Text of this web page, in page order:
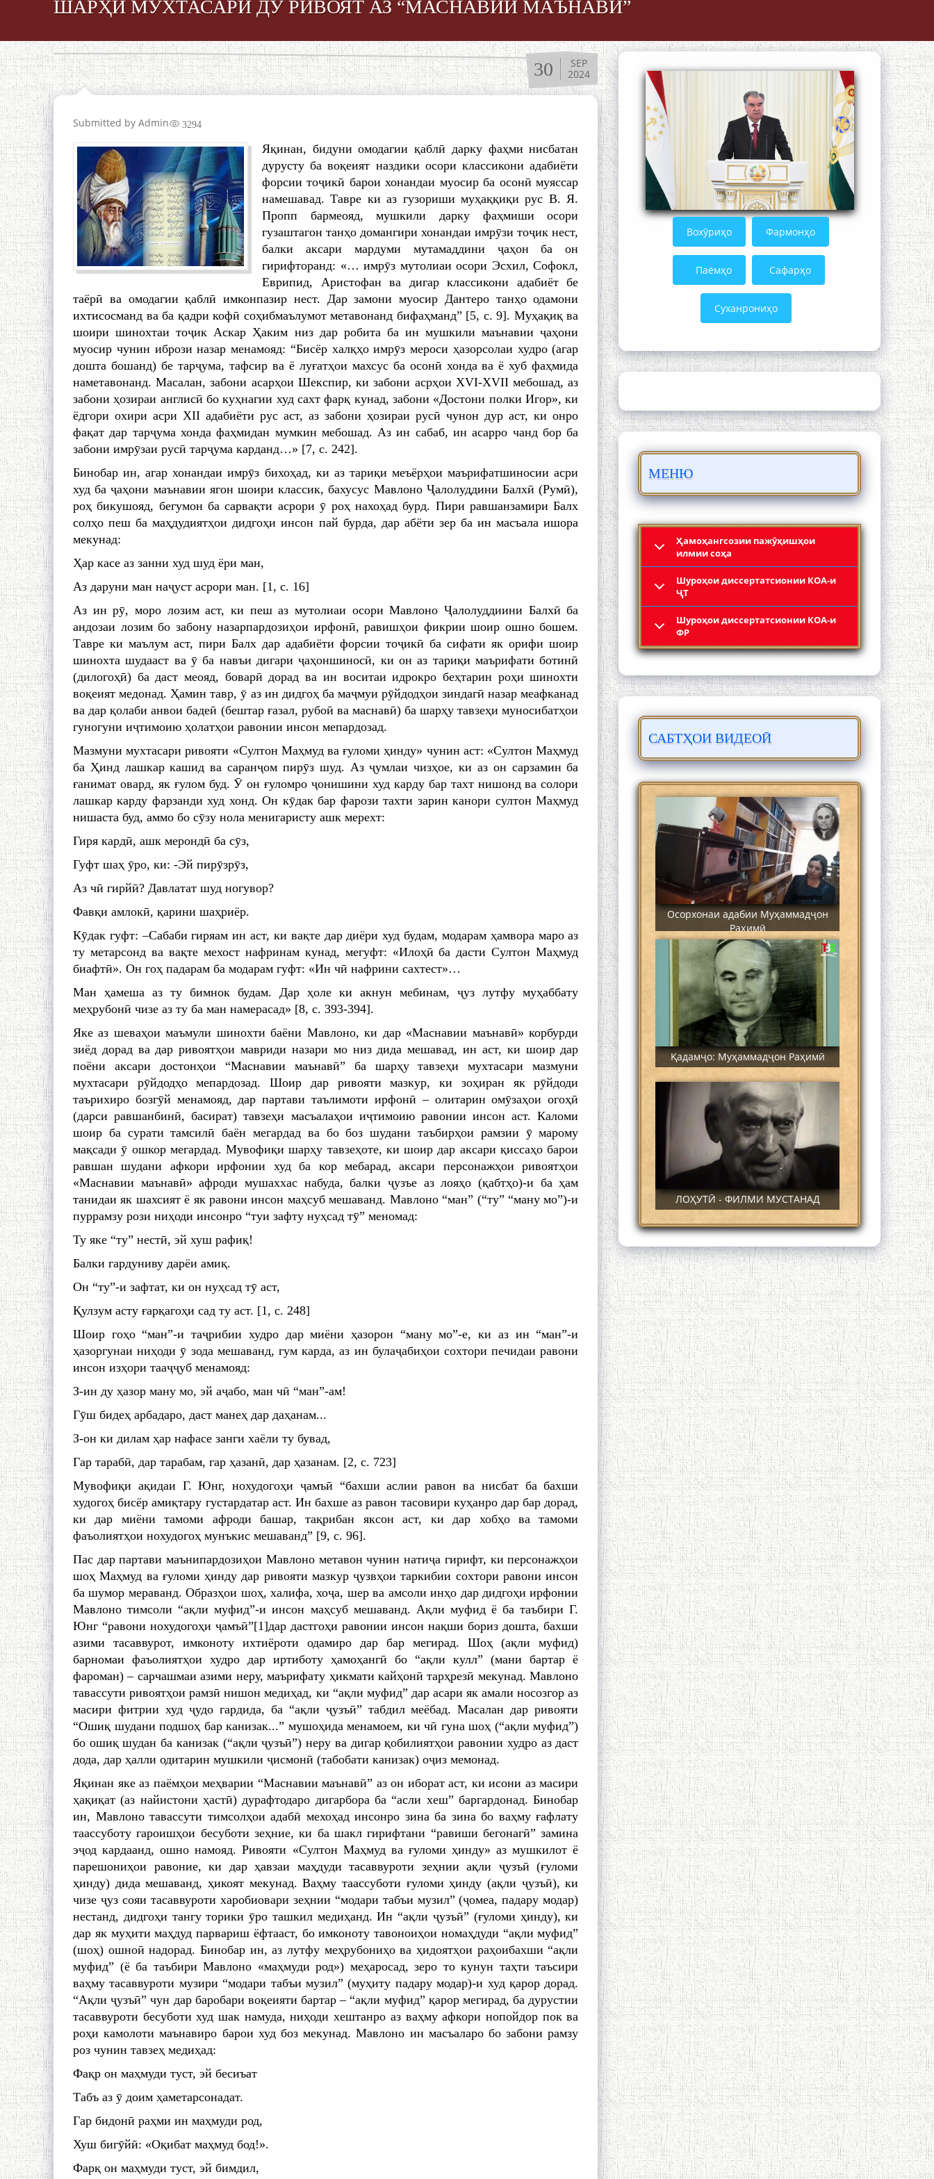
ШАРҲИ МУХТАСАРИ ДУ РИВОЯТ АЗ “МАСНАВИИ МАЪНАВӢ”
30
SEP
2024
Submitted by Admin 3294
Яқинан, бидуни омодагии қаблӣ дарку фаҳми нисбатан
дурусту ба воқеият наздики осори классикони адабиёти
форсии тоҷикӣ барои хонандаи муосир ба осонӣ муяссар
намешавад. Тавре ки аз гузориши муҳаққиқи рус В. Я.
Пропп бармеояд, мушкили дарку фаҳмиши осори
гузаштагон танҳо домангири хонандаи имрӯзи тоҷик нест,
балки аксари мардуми мутамаддини ҷаҳон ба он
гирифторанд: «… имрӯз мутолиаи осори Эсхил, Софокл,
Еврипид, Аристофан ва дигар классикони адабиёт бе
таёрӣ ва омодагии қаблӣ имконпазир нест. Дар замони муосир Дантеро танҳо одамони
ихтисосманд ва ба қадри кофӣ соҳибмаълумот метавонанд бифаҳманд” [5, с. 9]. Муҳақиқ ва
шоири шинохтаи тоҷик Аскар Ҳаким низ дар робита ба ин мушкили маънавии ҷаҳони
муосир чунин ибрози назар менамояд: “Бисёр халқҳо имрӯз мероси ҳазорсолаи худро (агар
дошта бошанд) бе тарҷума, тафсир ва ё луғатҳои махсус ба осонӣ хонда ва ё хуб фаҳмида
наметавонанд. Масалан, забони асарҳои Шекспир, ки забони асрҳои XVI-XVII мебошад, аз
забони ҳозираи англисӣ бо куҳнагии худ сахт фарқ кунад, забони «Достони полки Игор», ки
ёдгори охири асри XII адабиёти рус аст, аз забони ҳозираи русӣ чунон дур аст, ки онро
фақат дар тарҷума хонда фаҳмидан мумкин мебошад. Аз ин сабаб, ин асарро чанд бор ба
забони имрӯзаи русӣ тарҷума карданд…» [7, с. 242].
Бинобар ин, агар хонандаи имрӯз бихоҳад, ки аз тариқи меъёрҳои маърифатшиносии асри
худ ба ҷаҳони маънавии ягон шоири классик, бахусус Мавлоно Ҷалолуддини Балхӣ (Румӣ),
роҳ бикушояд, бегумон ба сарвақти асрори ӯ роҳ нахоҳад бурд. Пири равшанзамири Балх
солҳо пеш ба маҳдудиятҳои дидгоҳи инсон пай бурда, дар абёти зер ба ин масъала ишора
мекунад:
Ҳар касе аз занни худ шуд ёри ман,
Аз даруни ман наҷуст асрори ман. [1, с. 16]
Аз ин рӯ, моро лозим аст, ки пеш аз мутолиаи осори Мавлоно Ҷалолуддиини Балхӣ ба
андозаи лозим бо забону назарпардозиҳои ирфонӣ, равишҳои фикрии шоир ошно бошем.
Тавре ки маълум аст, пири Балх дар адабиёти форсии тоҷикӣ ба сифати як орифи шоир
шинохта шудааст ва ӯ ба навъи дигари ҷаҳоншиносӣ, ки он аз тариқи маърифати ботинӣ
(дилогоҳӣ) ба даст меояд, боварӣ дорад ва ин воситаи идрокро беҳтарин роҳи шинохти
воқеият медонад. Ҳамин тавр, ӯ аз ин дидгоҳ ба маҷмуи рӯйдодҳои зиндагӣ назар меафканад
ва дар қолаби анвои бадеӣ (бештар ғазал, рубоӣ ва маснавӣ) ба шарҳу тавзеҳи муносибатҳои
гуногуни иҷтимоию ҳолатҳои равонии инсон мепардозад.
Мазмуни мухтасари ривояти «Султон Маҳмуд ва ғуломи ҳинду» чунин аст: «Султон Маҳмуд
ба Ҳинд лашкар кашид ва саранҷом пирӯз шуд. Аз ҷумлаи чизҳое, ки аз он сарзамин ба
ғанимат овард, як ғулом буд. Ӯ он ғуломро ҷонишини худ карду бар тахт нишонд ва солори
лашкар карду фарзанди худ хонд. Он кӯдак бар фарози тахти зарин канори султон Маҳмуд
нишаста буд, аммо бо сӯзу нола менигаристу ашк мерехт:
Гиря кардӣ, ашк мерондӣ ба сӯз,
Гуфт шаҳ ӯро, ки: -Эй пирӯзрӯз,
Аз чӣ гирйӣ? Давлатат шуд ногувор?
Фавқи амлокӣ, қарини шаҳриёр.
Кӯдак гуфт: –Сабаби гиряам ин аст, ки вақте дар диёри худ будам, модарам ҳамвора маро аз
ту метарсонд ва вақте мехост нафринам кунад, мегуфт: «Илоҳӣ ба дасти Султон Маҳмуд
биафтӣ». Он гоҳ падарам ба модарам гуфт: «Ин чӣ нафрини сахтест»…
Ман ҳамеша аз ту бимнок будам. Дар ҳоле ки акнун мебинам, ҷуз лутфу муҳаббату
меҳрубонӣ чизе аз ту ба ман намерасад» [8, с. 393-394].
Яке аз шеваҳои маъмули шинохти баёни Мавлоно, ки дар «Маснавии маънавӣ» корбурди
зиёд дорад ва дар ривоятҳои мавриди назари мо низ дида мешавад, ин аст, ки шоир дар
поёни аксари достонҳои “Маснавии маънавӣ” ба шарҳу тавзеҳи мухтасари мазмуни
мухтасари рӯйдодҳо мепардозад. Шоир дар ривояти мазкур, ки зоҳиран як рӯйдоди
таърихиро бозгӯй менамояд, дар партави таълимоти ирфонӣ – олитарин омӯзаҳои огоҳӣ
(дарси равшанбинӣ, басират) тавзеҳи масъалаҳои иҷтимоию равонии инсон аст. Каломи
шоир ба сурати тамсилӣ баён мегардад ва бо боз шудани таъбирҳои рамзии ӯ марому
мақсади ӯ ошкор мегардад. Мувофиқи шарҳу тавзеҳоте, ки шоир дар аксари қиссаҳо барои
равшан шудани афкори ирфонии худ ба кор мебарад, аксари персонажҳои ривоятҳои
«Маснавии маънавӣ» афроди мушаххас набуда, балки ҷузъе аз лояҳо (қабтҳо)-и ба ҳам
танидаи як шахсият ё як равони инсон маҳсуб мешаванд. Мавлоно “ман” (“ту” “ману мо”)-и
пуррамзу рози ниҳоди инсонро “туи зафту нуҳсад тӯ” меномад:
Ту яке “ту” нестӣ, эй хуш рафиқ!
Балки гардуниву дарёи амиқ.
Он “ту”-и зафтат, ки он нуҳсад тӯ аст,
Қулзум асту ғарқагоҳи сад ту аст. [1, с. 248]
Шоир гоҳо “ман”-и таҷрибии худро дар миёни ҳазорон “ману мо”-е, ки аз ин “ман”-и
ҳазоргунаи ниҳоди ӯ зода мешаванд, гум карда, аз ин булаҷабиҳои сохтори печидаи равони
инсон изҳори тааҷҷуб менамояд:
З-ин ду ҳазор ману мо, эй аҷабо, ман чӣ “ман”-ам!
Гӯш бидеҳ арбадаро, даст манеҳ дар даҳанам...
З-он ки дилам ҳар нафасе занги хаёли ту бувад,
Гар тарабӣ, дар тарабам, гар ҳазанӣ, дар ҳазанам. [2, с. 723]
Мувофиқи ақидаи Г. Юнг, нохудогоҳи ҷамъӣ “бахши аслии равон ва нисбат ба бахши
худогоҳ бисёр амиқтару густардатар аст. Ин бахше аз равон тасовири куҳанро дар бар дорад,
ки дар миёни тамоми афроди башар, тақрибан яксон аст, ки дар хобҳо ва тамоми
фаъолиятҳои нохудогоҳ мунъкис мешаванд” [9, с. 96].
Пас дар партави маънипардозиҳои Мавлоно метавон чунин натиҷа гирифт, ки персонажҳои
шоҳ Маҳмуд ва ғуломи ҳинду дар ривояти мазкур ҷузвҳои таркибии сохтори равони инсон
ба шумор мераванд. Образҳои шоҳ, халифа, хоҷа, шер ва амсоли инҳо дар дидгоҳи ирфонии
Мавлоно тимсоли “ақли муфид”-и инсон маҳсуб мешаванд. Ақли муфид ё ба таъбири Г.
Юнг “равони нохудогоҳи ҷамъӣ”[1]дар дастгоҳи равонии инсон нақши бориз дошта, бахши
азими тасаввурот, имконоту ихтиёроти одамиро дар бар мегирад. Шоҳ (ақли муфид)
барномаи фаъолиятҳои худро дар иртиботу ҳамоҳангӣ бо “ақли кулл” (мани бартар ё
фароман) – сарчашмаи азими неру, маърифату ҳикмати кайҳонӣ тарҳрезӣ мекунад. Мавлоно
тавассути ривоятҳои рамзӣ нишон медиҳад, ки “ақли муфид” дар асари як амали носозгор аз
масири фитрии худ ҷудо гардида, ба “ақли ҷузъӣ” табдил меёбад. Масалан дар ривояти
“Ошиқ шудани подшоҳ бар канизак...” мушоҳида менамоем, ки чӣ гуна шоҳ (“ақли муфид”)
бо ошиқ шудан ба канизак (“ақли ҷузъӣ”) неру ва дигар қобилиятҳои равонии худро аз даст
дода, дар ҳалли одитарин мушкили ҷисмонӣ (табобати канизак) оҷиз мемонад.
Яқинан яке аз паёмҳои меҳварии “Маснавии маънавӣ” аз он иборат аст, ки исони аз масири
ҳақиқат (аз найистони ҳастӣ) дурафтодаро дигарбора ба “асли хеш” баргардонад. Бинобар
ин, Мавлоно тавассути тимсолҳои адабӣ мехоҳад инсонро зина ба зина бо ваҳму ғафлату
таассуботу гароишҳои бесуботи зеҳние, ки ба шакл гирифтани “равиши бегонагӣ” замина
эҷод кардаанд, ошно намояд. Ривояти «Султон Маҳмуд ва ғуломи ҳинду» аз мушкилот ё
парешониҳои равоние, ки дар ҳавзаи маҳдуди тасаввуроти зеҳнии ақли ҷузъӣ (ғуломи
ҳинду) дида мешаванд, ҳикоят мекунад. Ваҳму таассуботи ғуломи ҳинду (ақли ҷузъӣ), ки
чизе ҷуз сояи тасаввуроти харобиовари зеҳнии “модари табъи музил” (ҷомеа, падару модар)
нестанд, дидгоҳи тангу торики ӯро ташкил медиҳанд. Ин “ақли ҷузъӣ” (ғуломи ҳинду), ки
дар як муҳити маҳдуд парвариш ёфтааст, бо имконоту тавоноиҳои номаҳдуди “ақли муфид”
(шоҳ) ошноӣ надорад. Бинобар ин, аз лутфу меҳрубониҳо ва ҳидоятҳои раҳоибахши “ақли
муфид” (ё ба таъбири Мавлоно «маҳмуди род») меҳаросад, зеро то кунун таҳти таъсири
ваҳму тасаввуроти музири “модари табъи музил” (муҳиту падару модар)-и худ қарор дорад.
“Ақли ҷузъӣ” чун дар баробари воқеияти бартар – “ақли муфид” қарор мегирад, ба дурустии
тасаввуроти бесуботи худ шак намуда, ниҳоди хештанро аз ваҳму афкори нопойдор пок ва
роҳи камолоти маънавиро барои худ боз мекунад. Мавлоно ин масъаларо бо забони рамзу
роз чунин тавзеҳ медиҳад:
Фақр он маҳмуди туст, эй бесиъат
Табъ аз ӯ доим ҳаметарсонадат.
Гар бидонӣ раҳми ин маҳмуди род,
Хуш бигӯйӣ: «Оқибат маҳмуд бод!».
Фарқ он маҳмуди туст, эй бимдил,
Вохӯриҳо Фармонҳо
Паёмҳо Сафарҳо
Суханрониҳо
МЕНЮ
Ҳамоҳангсозии пажӯҳишҳои
илмии соҳа
Шyроҳои диссертатсионии КОА-и
ҶТ
Шyроҳои диссертатсионии КОА-и
ФР
САБТҲОИ ВИДЕОӢ
Устод Мумин Қаноат (Ustod Mumin
Qanoat) and Master Mehryar
Mehrafarin about the conflict of the
name of the Persian Gulf
Сайри Дарвоз бо Мӯъмин Қаноат:
Чанор ҳам "гап" мезанад
МАОРИФИ КИШВАР АЗ ҶОНИБИ
ОЛИМОНИ АКАДЕМИЯИ МИЛЛИИ
ОСОРХОНАИ МӮЪМИН ҚАНОАТ
Кадамчо Худои Шарифзода
Сайре дар Осорхона Муҳаммадҷон
Раҳимӣ
Осорхонаи адабии Муҳаммадҷон
Раҳимӣ
Қадамҷо: Муҳаммадҷон Раҳимӣ
ЛОҲУТӢ - ФИЛМИ МУСТАНАД
Қадамҷо - Лоҳутӣ
4-уми декабр- зодрӯзи шоири
абадзинда Абулқосим Лоҳутӣ
АБУЛҚОСИМ ЛОҲУТӢ / ABULQOSIM
LOHUTY/
Что знают в Ташкенте о Мирзо
Турсунзаде, чьим именем назвали
станцию метро?
Осорхонаи Мирзо Турсунзода
Каратог
110 солагии шоири халқии
Тоҷикистон Мирзо Турсунзода / Mirzo
Tursunzoda